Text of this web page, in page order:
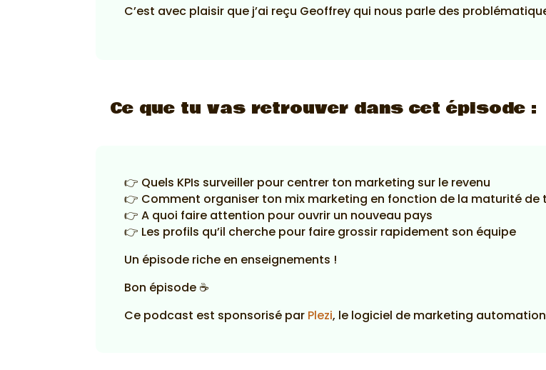
C’est avec plaisir que j’ai reçu Geoffrey qui nous parle des
Ce que tu vas retrouver dans cet épisode :
👉 Quels KPIs surveiller pour centrer ton marketing sur le revenu
👉 Comment organiser ton mix marketing en fonction de la maturité de
👉 A quoi faire attention pour ouvrir un nouveau pays
👉 Les profils qu’il cherche pour faire grossir rapidement son équipe
Un épisode riche en enseignements !
Bon épisode ☕
Ce podcast est sponsorisé par Plezi, le logiciel de marketing